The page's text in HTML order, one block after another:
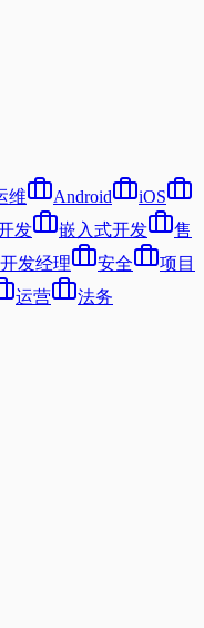
维 Android
iOS
发 嵌入式开发
售
开发经理 安全
项目
运营
法务